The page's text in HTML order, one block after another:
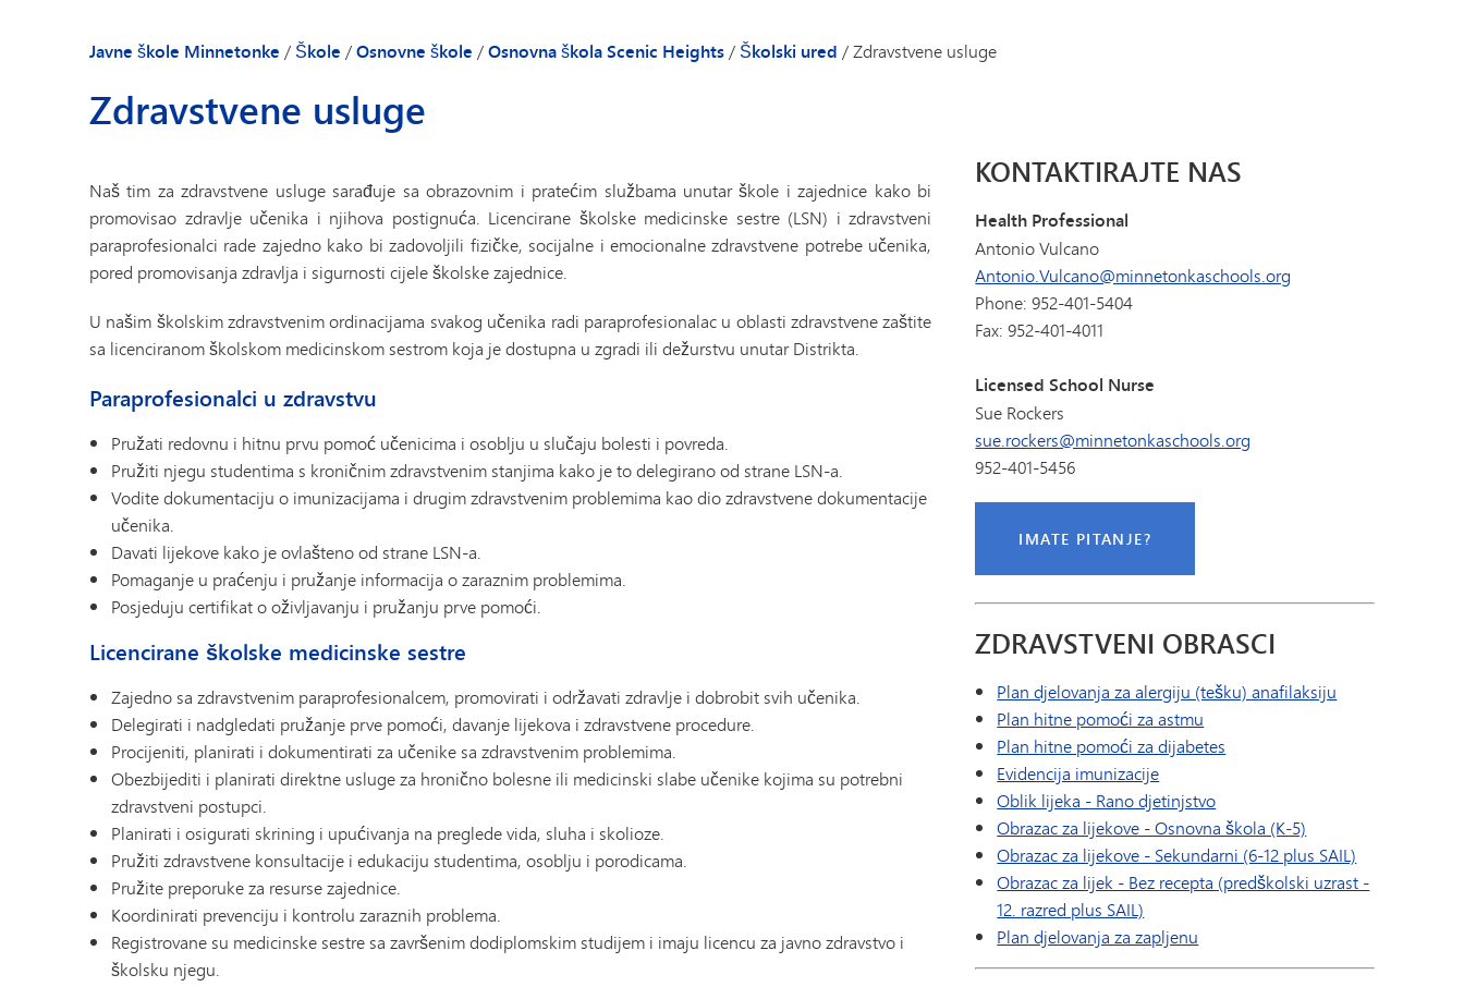
Priručnik za roditelje i učenike - Osnovna škola Scenic Heights
Školske vijesti
Istraživači
Peachjar - Školski letaci
Blagostanje učenika
TIPS276 (Prijavi diskriminaciju/maltretiranje/uznemiravanje)
Javne škole Minnetonke / Škole /Osnovne škole /Osnovna škola Scenic Heights/ Školski ured /Zdravstvene usluge
Zdravstvene usluge
Naš tim za zdravstvene usluge sarađuje sa obrazovnim i pratećim službama unutar škole i zajednice kako bi
promovisao zdravlje učenika i njihova postignuća. Licencirane školske medicinske sestre (LSN) i zdravstveni
paraprofesionalci rade zajedno kako bi zadovoljili fizičke, socijalne i emocionalne zdravstvene potrebe učenika,
pored promovisanja zdravlja i sigurnosti cijele školske zajednice.
U našim školskim zdravstvenim ordinacijama svakog učenika radi paraprofesionalac u oblasti zdravstvene zaštite
sa licenciranom školskom medicinskom sestrom koja je dostupna u zgradi ili dežurstvu unutar Distrikta.
Paraprofesionalci u zdravstvu
Pružati redovnu i hitnu prvu pomoć učenicima i osoblju u slučaju bolesti i povreda.
Pružiti njegu studentima s kroničnim zdravstvenim stanjima kako je to delegirano od strane LSN-a.
Vodite dokumentaciju o imunizacijama i drugim zdravstvenim problemima kao dio zdravstvene dokumentacije
učenika.
Davati lijekove kako je ovlašteno od strane LSN-a.
Pomaganje u praćenju i pružanje informacija o zaraznim problemima.
Posjeduju certifikat o oživljavanju i pružanju prve pomoći.
Licencirane školske medicinske sestre
Zajedno sa zdravstvenim paraprofesionalcem, promovirati i održavati zdravlje i dobrobit svih učenika.
Delegirati i nadgledati pružanje prve pomoći, davanje lijekova i zdravstvene procedure.
Procijeniti, planirati i dokumentirati za učenike sa zdravstvenim problemima.
Obezbijediti i planirati direktne usluge za hronično bolesne ili medicinski slabe učenike kojima su potrebni
zdravstveni postupci.
Planirati i osigurati skrining i upućivanja na preglede vida, sluha i skolioze.
Pružiti zdravstvene konsultacije i edukaciju studentima, osoblju i porodicama.
Pružite preporuke za resurse zajednice.
Koordinirati prevenciju i kontrolu zaraznih problema.
Registrovane su medicinske sestre sa završenim dodiplomskim studijem i imaju licencu za javno zdravstvo i
školsku njegu.
KONTAKTIRAJTE NAS
Health Professional
Antonio Vulcano
Antonio.Vulcano@minnetonkaschools.org
Phone: 952-401-5404
Fax: 952-401-4011
Licensed School Nurse
Sue Rockers
sue.rockers@minnetonkaschools.org
952-401-5456
IMATE PITANJE?
ZDRAVSTVENI OBRASCI
Plan djelovanja za alergiju (tešku) anafilaksiju
Plan hitne pomoći za astmu
Plan hitne pomoći za dijabetes
Evidencija imunizacije
Oblik lijeka - Rano djetinjstvo
Obrazac za lijekove - Osnovna škola (K-5)
Obrazac za lijekove - Sekundarni (6-12 plus SAIL)
Obrazac za lijek - Bez recepta (predškolski uzrast -
12. razred plus SAIL)
Plan djelovanja za zapljenu